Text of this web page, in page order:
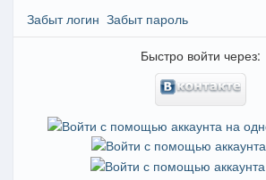
Забыт логин Забыт пароль
Быстро войти через: